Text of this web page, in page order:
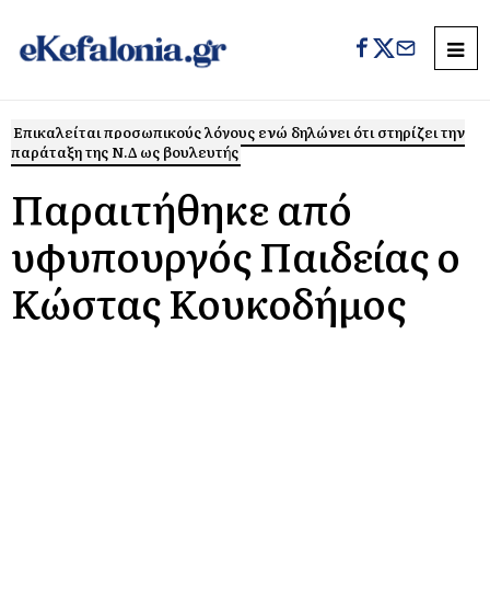
Επικαλείται προσωπικούς λόγους ενώ δηλώνει ότι στηρίζει την
παράταξη της Ν.Δ ως βουλευτής
Παραιτήθηκε από
υφυπουργός Παιδείας ο
Κώστας Κουκοδήμος